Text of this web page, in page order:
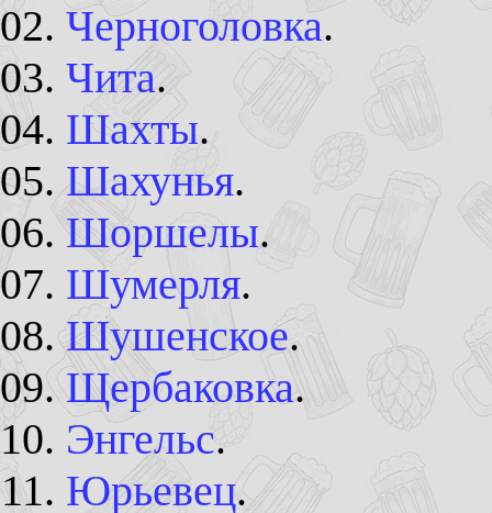
Черноголовка.
Чита.
Шахты.
Шахунья.
Шоршелы.
Шумерля.
Шушенское.
Щербаковка.
Энгельс.
Юрьевец.